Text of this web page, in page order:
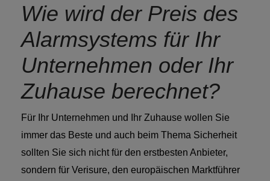
Wie wird der Preis des
Alarmsystems für Ihr
Unternehmen oder Ihr
Zuhause berechnet?
Für Ihr Unternehmen und Ihr Zuhause wollen Sie
immer das Beste und auch beim Thema Sicherheit
sollten Sie sich nicht für den erstbesten Anbieter,
sondern für Verisure, den europäischen Marktführer